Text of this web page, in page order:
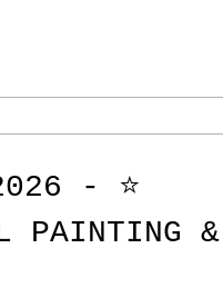
- ⭐️
PAINTING &